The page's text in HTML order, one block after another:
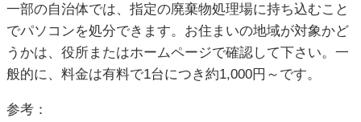
一部の自治体では、指定の廃棄物処理場に持ち込むこと
でパソコンを処分できます。お住まいの地域が対象かど
うかは、役所またはホームページで確認して下さい。一
般的に、料金は有料で1台につき約1,000円～です。
参考：